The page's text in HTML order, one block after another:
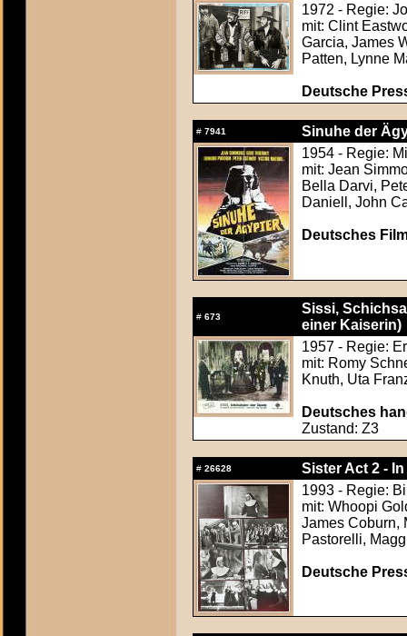
1972 - Regie:
mit: Clint
Garcia, James
Patten, Lynne
Deutsche
# 7941
Sinuhe der
1954 - Regie:
mit: Jean
Bella Darvi,
Daniell, John
Deutsches
# 673
Sissi,
einer Kaiserin)
1957 - Regie:
mit: Romy
Knuth, Uta
Deutsches
Zustand: Z3
# 26628
Sister Act 2 -
1993 - Regie:
mit: Whoopi
James Coburn,
Pastorelli,
Deutsche